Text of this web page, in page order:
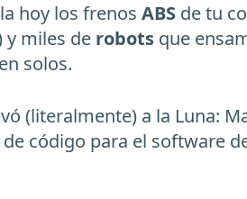
hoy los frenos ABS de tu
y miles de robots que
solos.
(literalmente) a la Luna:
código para el software